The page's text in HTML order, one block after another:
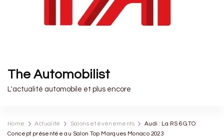
The Automobilist
L'actualité automobile et plus encore
Home Actualité Salons et événements
Audi : La RS 6 GTO
Concept présentée au Salon Top Marques Monaco 2023